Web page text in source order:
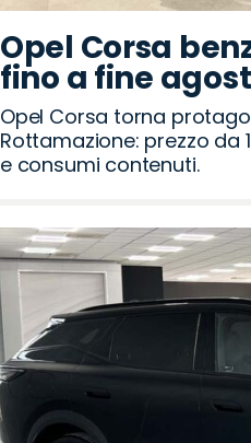
Opel Corsa
fino a fine
Opel Corsa torna
Rottamazione: prezzo da
e consumi contenuti.